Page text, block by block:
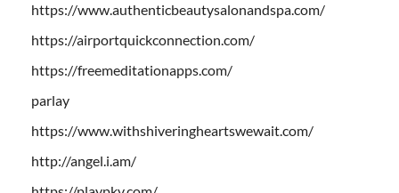
https://www.authenticbeautysalonandspa.com/
https://airportquickconnection.com/
https://freemeditationapps.com/
parlay
https://www.withshiveringheartswewait.com/
http://angel.i.am/